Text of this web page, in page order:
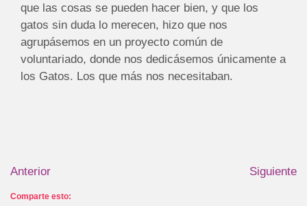
que las cosas se pueden hacer bien, y que los
gatos sin duda lo merecen, hizo que nos
agrupásemos en un proyecto común de
voluntariado, donde nos dedicásemos únicamente a
los Gatos. Los que más nos necesitaban.
Anterior Siguiente
Comparte esto: